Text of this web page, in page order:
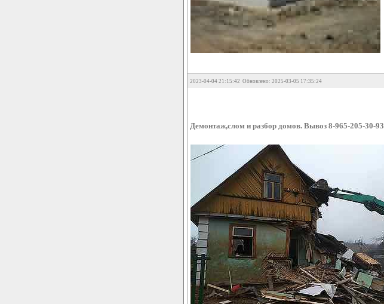
2023-04-04 21:15:42 Обновлено: 2025-03-05 17:35:24
Демонтаж,слом и разбор домов. Вывоз 8-965-205-30-93